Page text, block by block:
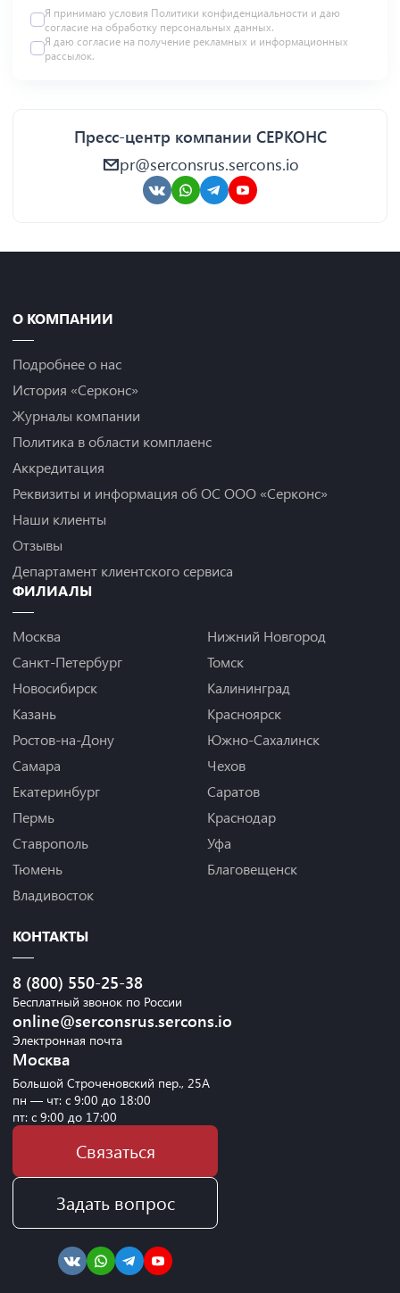
Я принимаю условия Политики конфиденциальности и даю
согласие на обработку персональных данных.
Я даю согласие на получение рекламных и информационных
рассылок.
Пресс-центр компании СЕРКОНС
pr@serconsrus.sercons.io
О КОМПАНИИ
Подробнее о нас
История «Серконс»
Журналы компании
Политика в области комплаенс
Аккредитация
Реквизиты и информация об ОС ООО «Серконс»
Наши клиенты
Отзывы
Департамент клиентского сервиса
ФИЛИАЛЫ
Москва
Санкт-Петербург
Новосибирск
Казань
Ростов-на-Дону
Самара
Екатеринбург
Пермь
Ставрополь
Тюмень
Владивосток
Нижний Новгород
Томск
Калининград
Красноярск
Южно-Сахалинск
Чехов
Саратов
Краснодар
Уфа
Благовещенск
КОНТАКТЫ
8 (800) 550-25-38
Бесплатный звонок по России
online@serconsrus.sercons.io
Электронная почта
Москва
Большой Строченовский пер., 25А
пн — чт: с 9:00 до 18:00
пт: с 9:00 до 17:00
Связаться
Задать вопрос